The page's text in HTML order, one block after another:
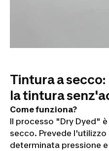
Tintura a secco:
la tintura
Come funziona?
Il processo "Dry Dyed"
secco. Prevede
determinata pressione